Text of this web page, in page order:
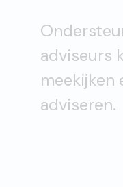
adviseurs
meekijken
adviseren.